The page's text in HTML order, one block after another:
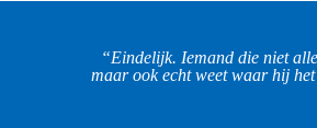
“Eindelijk. Iemand die niet
maar ook echt weet waar hij